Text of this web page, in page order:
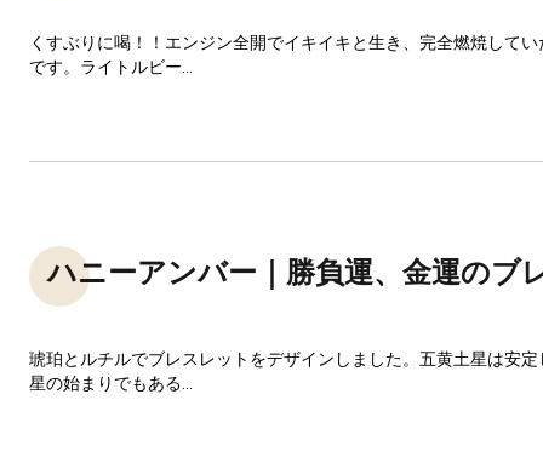
くすぶりに喝！！エンジン全開でイキイキと生き、完全燃焼して
です。ライトルビー...
ハニーアンバー｜勝負運、金運のブ
琥珀とルチルでブレスレットをデザインしました。五黄土星は安
星の始まりでもある...